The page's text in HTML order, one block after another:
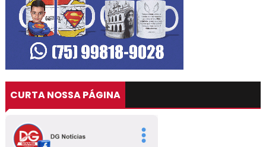
CURTA NOSSA PÁGINA